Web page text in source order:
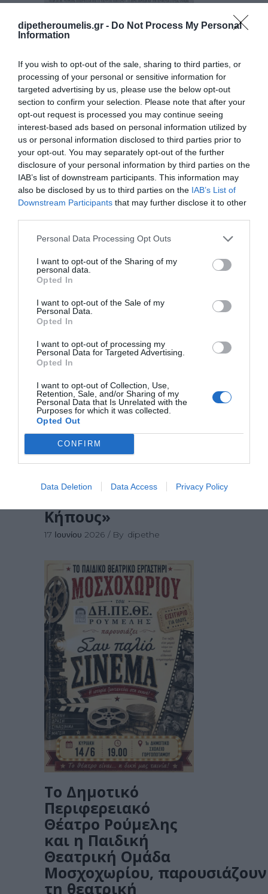
dipetheroumelis.gr - Do Not Process My Personal
Information
If you wish to opt-out of the sale, sharing to third parties, or
processing of your personal or sensitive information for
targeted advertising by us, please use the below opt-out
section to confirm your selection. Please note that after your
opt-out request is processed you may continue seeing
interest-based ads based on personal information utilized by
us or personal information disclosed to third parties prior to
your opt-out. You may separately opt-out of the further
disclosure of your personal information by third parties on the
IAB’s list of downstream participants. This information may
also be disclosed by us to third parties on the IAB’s List of
Downstream Participants that may further disclose it to other
Personal Data Processing Opt Outs
I want to opt-out of the Sharing of my
personal data.
Opted In
I want to opt-out of the Sale of my
Personal Data.
Opted In
I want to opt-out of processing my
Personal Data for Targeted Advertising.
Opted In
I want to opt-out of Collection, Use,
Retention, Sale, and/or Sharing of my
Personal Data that Is Unrelated with the
Purposes for which it was collected.
Opted Out
CONFIRM
Data Deletion Data Access Privacy Policy
«Ο Ίων» του
Κάστρο Λαμίας στις
7 και 8 Ιουλίου
2026.
3 Ιουλίου 2026 Bydipethe
Το Παιδικό Τμήμα
του Θεατρικού
εργαστηρίου του
ΔΗ.ΠΕ.ΘΕ. Ρούμελης
παρουσιάζει την
παιδική
παράσταση «Στου
Κήπους»
17 Ιουνίου 2026 By dipethe
Το Δημοτικό
Περιφερειακό
Θέατρο Ρούμελης
και η Παιδική
Θεατρική Ομάδα
Μοσχοχωρίου, παρουσιάζoυν
τη θεατρική